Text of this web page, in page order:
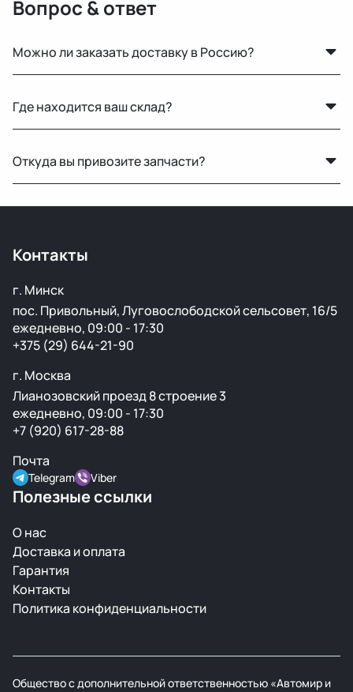
Вопрос & ответ
Можно ли заказать доставку в Россию?
другие регионы РФ. Работаем с проверенными
транспортными компаниями.
Где находится ваш склад?
есть склад в России для ускоренной доставки по РФ.
Откуда вы привозите запчасти?
подготовку перед продажей.
Контакты
г. Минск
пос. Привольный, Луговослободской сельсовет, 16/5
ежедневно, 09:00 - 17:30
+375 (29) 644-21-90
г. Москва
Лианозовский проезд 8 строение 3
ежедневно, 09:00 - 17:30
+7 (920) 617-28-88
Почта
Telegram Viber
Полезные ссылки
О нас
Доставка и оплата
Гарантия
Контакты
Политика конфиденциальности
Общество с дополнительной ответственностью «Автомир и